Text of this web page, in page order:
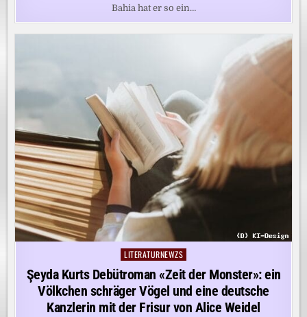
Bahia hat er so ein…
Posted
in
LITERATURNEWZS
Şeyda Kurts Debütroman «Zeit der Monster»: ein
Völkchen schräger Vögel und eine deutsche
Kanzlerin mit der Frisur von Alice Weidel